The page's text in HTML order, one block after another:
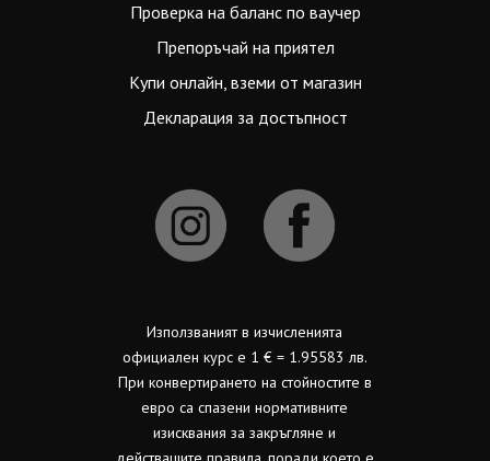
Проверка на баланс по ваучер
Препоръчай на приятел
Купи онлайн, вземи от магазин
Декларация за достъпност
Използваният в изчисленията
официален курс е 1 € = 1.95583 лв.
При конвертирането на стойностите в
евро са спазени нормативните
изисквания за закръгляне и